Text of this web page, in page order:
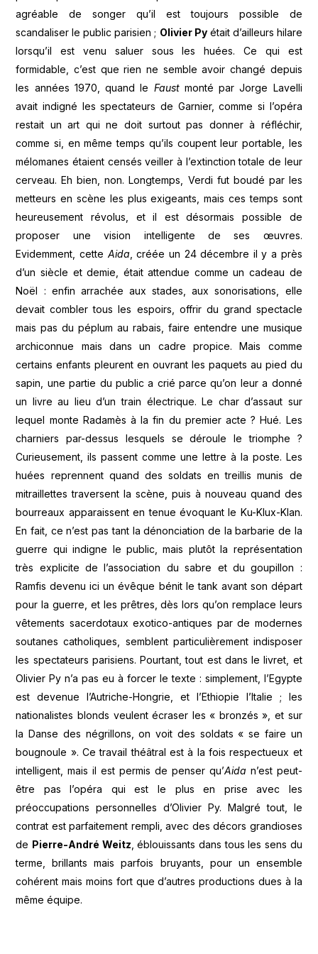
agréable de songer qu’il est toujours possible de
scandaliser le public parisien ; Olivier Pyétait d’ailleurs hilare
lorsqu’il est venu saluer sous les huées. Ce qui est
formidable, c’est que rien ne semble avoir changé depuis
les années 1970, quand le Faust monté par Jorge Lavelli
avait indigné les spectateurs de Garnier, comme si l’opéra
restait un art qui ne doit surtout pas donner à réfléchir,
comme si, en même temps qu’ils coupent leur portable, les
mélomanes étaient censés veiller à l’extinction totale de leur
cerveau. Eh bien, non. Longtemps, Verdi fut boudé par les
metteurs en scène les plus exigeants, mais ces temps sont
heureusement révolus, et il est désormais possible de
proposer une vision intelligente de ses œuvres.
Evidemment, cette Aida , créée un 24 décembre il y a près
d’un siècle et demie, était attendue comme un cadeau de
Noël : enfin arrachée aux stades, aux sonorisations, elle
devait combler tous les espoirs, offrir du grand spectacle
mais pas du péplum au rabais, faire entendre une musique
archiconnue mais dans un cadre propice. Mais comme
certains enfants pleurent en ouvrant les paquets au pied du
sapin, une partie du public a crié parce qu’on leur a donné
un livre au lieu d’un train électrique. Le char d’assaut sur
lequel monte Radamès à la fin du premier acte ? Hué. Les
charniers par-dessus lesquels se déroule le triomphe ?
Curieusement, ils passent comme une lettre à la poste. Les
huées reprennent quand des soldats en treillis munis de
mitraillettes traversent la scène, puis à nouveau quand des
bourreaux apparaissent en tenue évoquant le Ku-Klux-Klan.
En fait, ce n’est pas tant la dénonciation de la barbarie de la
guerre qui indigne le public, mais plutôt la représentation
très explicite de l’association du sabre et du goupillon :
Ramfis devenu ici un évêque bénit le tank avant son départ
pour la guerre, et les prêtres, dès lors qu’on remplace leurs
vêtements sacerdotaux exotico-antiques par de modernes
soutanes catholiques, semblent particulièrement indisposer
les spectateurs parisiens. Pourtant, tout est dans le livret, et
Olivier Py n’a pas eu à forcer le texte : simplement, l’Egypte
est devenue l’Autriche-Hongrie, et l’Ethiopie l’Italie ; les
nationalistes blonds veulent écraser les « bronzés », et sur
la Danse des négrillons, on voit des soldats « se faire un
bougnoule ». Ce travail théâtral est à la fois respectueux et
intelligent, mais il est permis de penser qu’Aida n’est peut-
être pas l’opéra qui est le plus en prise avec les
préoccupations personnelles d’Olivier Py. Malgré tout, le
contrat est parfaitement rempli, avec des décors grandioses
de Pierre-André Weitz , éblouissants dans tous les sens du
terme, brillants mais parfois bruyants, pour un ensemble
cohérent mais moins fort que d’autres productions dues à la
même équipe.